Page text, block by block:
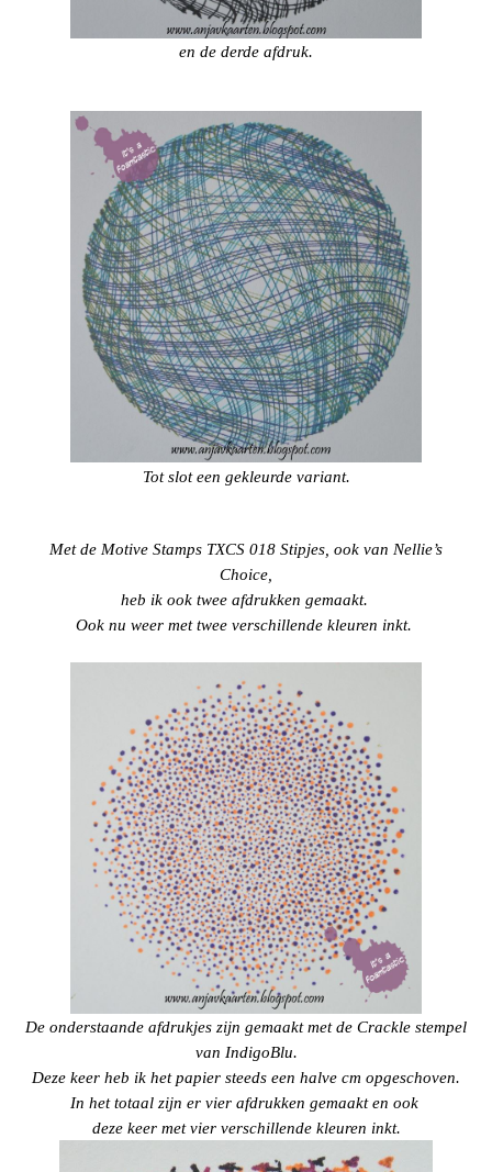
en de derde afdruk.
Tot slot een gekleurde variant.
Met de Motive Stamps TXCS 018 Stipjes, ook van Nellie’s
Choice,
heb ik ook twee afdrukken gemaakt.
Ook nu weer met twee verschillende kleuren inkt.
De onderstaande afdrukjes zijn gemaakt met de Crackle stempel
van IndigoBlu.
Deze keer heb ik het papier steeds een halve cm opgeschoven.
In het totaal zijn er vier afdrukken gemaakt en ook
deze keer met vier verschillende kleuren inkt.